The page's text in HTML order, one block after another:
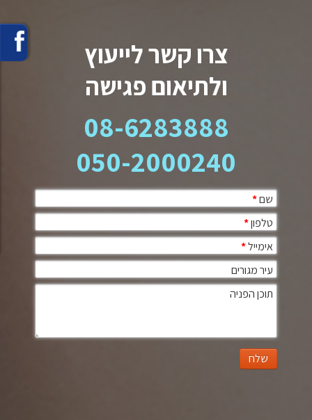
צרו קשר לייעוץ
ולתיאום פגישה
08-6283888
050-2000240
שם*
טלפון*
אימייל*
עיר מגורים
תוכן הפניה
שלח